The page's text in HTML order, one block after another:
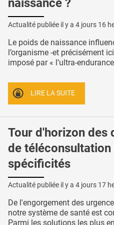
naissance ?
Actualité publiée il y a 4 jours 16
Le poids de naissance
l’organisme -et précisément
imposé par « l’ultra-
LIRE LA SUITE
Tour d'horizon
de téléconsultation
spécificités
Actualité publiée il y a 4 jours 17
De l'engorgement des
notre système de santé est
Parmi les solutions les plus